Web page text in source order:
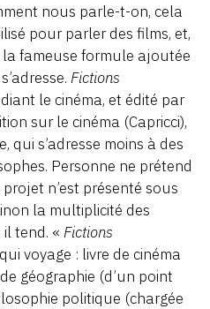
nous parle-t-on, cela
pour parler des films, et,
fameuse formule ajoutée
Fictions
le cinéma, et édité par
sur le cinéma (Capricci),
qui s’adresse moins à des
Personne ne prétend
n’est présenté sous
la multiplicité des
tend. « Fictions
voyage : livre de cinéma
géographie (d’un point
politique (chargée